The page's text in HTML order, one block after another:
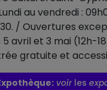
au vendredi :
/ Ouvertures
avril et 3 mai (12h-
gratuite et
voir les